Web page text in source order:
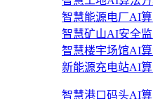
智慧能源电厂AI
智慧矿山AI安全
智慧楼宇场馆AI
新能源充电站AI
智慧港口码头AI